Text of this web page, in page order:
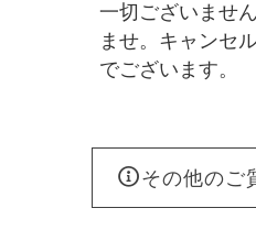
一切ございませ
ませ。キャンセ
でございます。
その他のご